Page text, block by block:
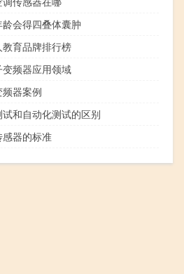
龄会得四叠体囊肿
教育品牌排行榜
变频器应用领域
器案例
和自动化测试的区别
感器的标准